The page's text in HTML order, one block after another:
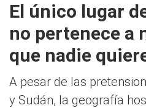
El único lugar
no pertenece a
que nadie
A pesar de las
y Sudán, la geografía